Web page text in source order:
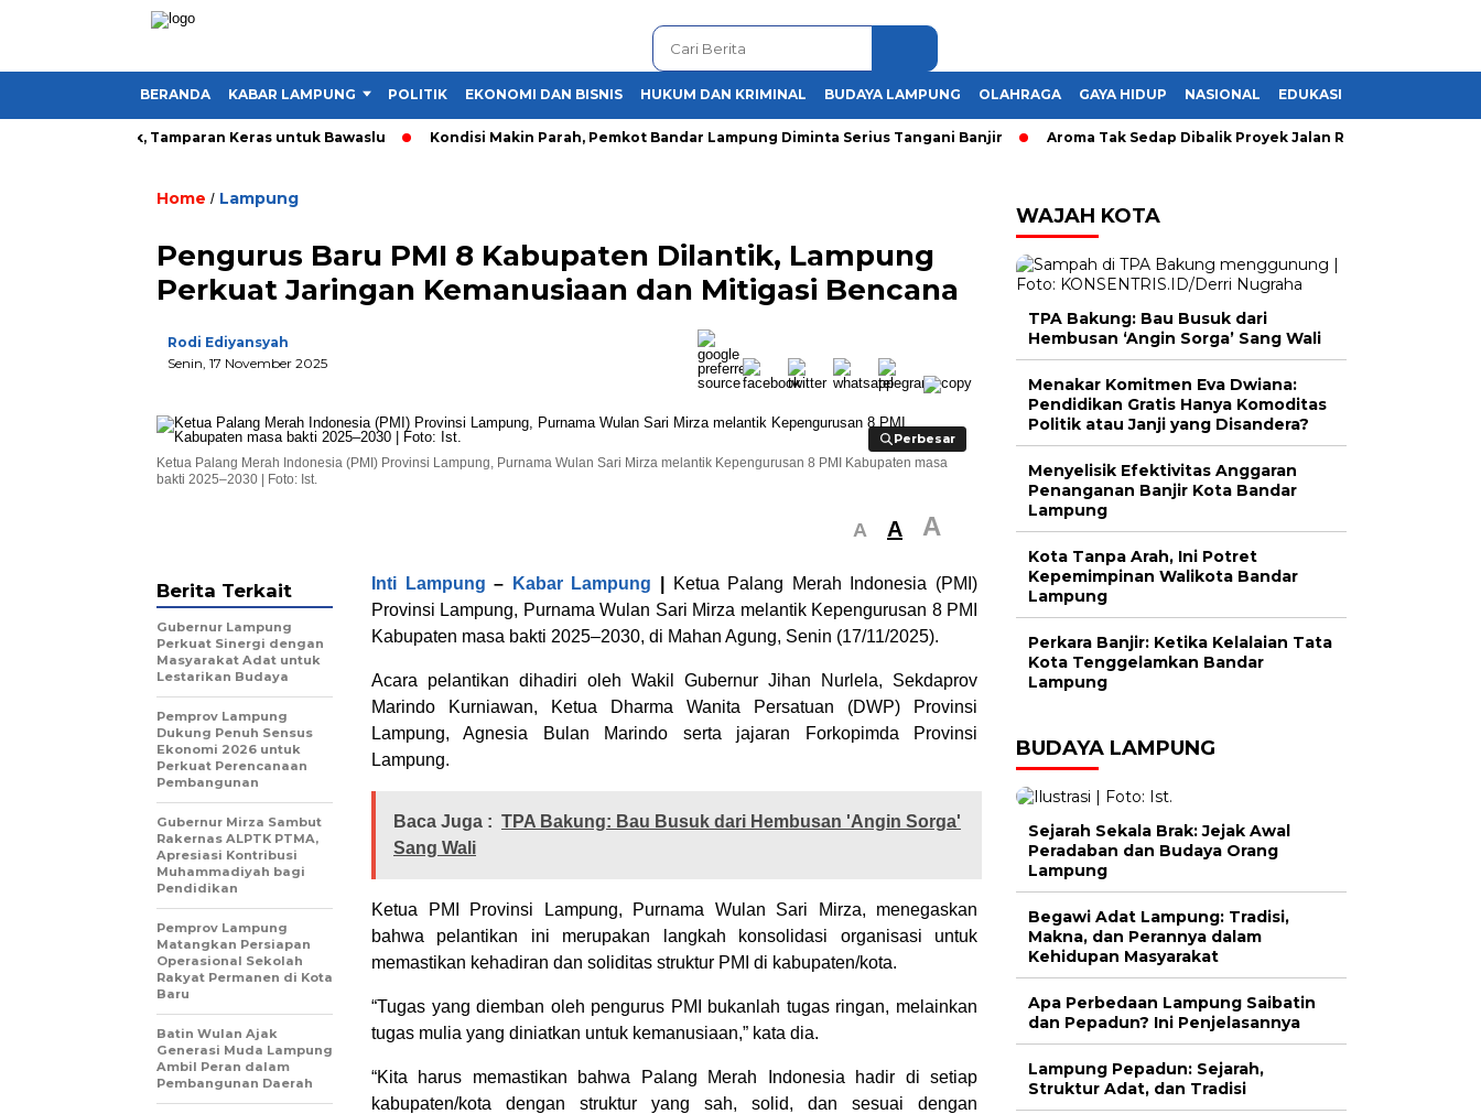
BERANDA KABAR LAMPUNG POLITIK EKONOMI DAN BISNIS HUKUM DAN KRIMINAL BUDAYA LAMPUNG OLAHRAGA GAYA HIDUP NASIONAL EDUKASI
Alat Politik, Tamparan Keras untuk Bawaslu Kondisi Makin Parah, Pemkot Bandar Lampung Diminta Serius Tangani Banjir Aroma Tak Sedap Dibalik Proyek Jalan Rusak di Lampung,
Home / Lampung
Pengurus Baru PMI 8 Kabupaten Dilantik, Lampung
Perkuat Jaringan Kemanusiaan dan Mitigasi Bencana
Rodi Ediyansyah
Senin, 17 November 2025
Perbesar
Perbesar
Ketua Palang Merah Indonesia (PMI) Provinsi Lampung, Purnama Wulan Sari Mirza melantik Kepengurusan 8 PMI Kabupaten masa
bakti 2025–2030 | Foto: Ist.
A A A
Inti Lampung – Kabar Lampung
Ketua Palang Merah Indonesia (PMI)
Provinsi Lampung, Purnama Wulan Sari Mirza melantik Kepengurusan 8 PMI
Kabupaten masa bakti 2025–2030, di Mahan Agung, Senin (17/11/2025).
Acara pelantikan dihadiri oleh Wakil Gubernur Jihan Nurlela, Sekdaprov
Marindo Kurniawan, Ketua Dharma Wanita Persatuan (DWP) Provinsi
Lampung, Agnesia Bulan Marindo serta jajaran Forkopimda Provinsi
Lampung.
Baca Juga : TPA Bakung: Bau Busuk dari Hembusan 'Angin Sorga'
Sang Wali
Ketua PMI Provinsi Lampung, Purnama Wulan Sari Mirza, menegaskan
bahwa pelantikan ini merupakan langkah konsolidasi organisasi untuk
memastikan kehadiran dan soliditas struktur PMI di kabupaten/kota.
“Tugas yang diemban oleh pengurus PMI bukanlah tugas ringan, melainkan
tugas mulia yang diniatkan untuk kemanusiaan,” kata dia.
“Kita harus memastikan bahwa Palang Merah Indonesia hadir di setiap
kabupaten/kota dengan struktur yang sah, solid, dan sesuai dengan
Berita Terkait
Gubernur Lampung
Perkuat Sinergi dengan
Masyarakat Adat untuk
Lestarikan Budaya
Pemprov Lampung
Dukung Penuh Sensus
Ekonomi 2026 untuk
Perkuat Perencanaan
Pembangunan
Gubernur Mirza Sambut
Rakernas ALPTK PTMA,
Apresiasi Kontribusi
Muhammadiyah bagi
Pendidikan
Pemprov Lampung
Matangkan Persiapan
Operasional Sekolah
Rakyat Permanen di Kota
Baru
Batin Wulan Ajak
Generasi Muda Lampung
Ambil Peran dalam
Pembangunan Daerah
WAJAH KOTA
TPA Bakung: Bau Busuk dari
Hembusan ‘Angin Sorga’ Sang Wali
Menakar Komitmen Eva Dwiana:
Pendidikan Gratis Hanya Komoditas
Politik atau Janji yang Disandera?
Menyelisik Efektivitas Anggaran
Penanganan Banjir Kota Bandar
Lampung
Kota Tanpa Arah, Ini Potret
Kepemimpinan Walikota Bandar
Lampung
Perkara Banjir: Ketika Kelalaian Tata
Kota Tenggelamkan Bandar
Lampung
BUDAYA LAMPUNG
Sejarah Sekala Brak: Jejak Awal
Peradaban dan Budaya Orang
Lampung
Begawi Adat Lampung: Tradisi,
Makna, dan Perannya dalam
Kehidupan Masyarakat
Apa Perbedaan Lampung Saibatin
dan Pepadun? Ini Penjelasannya
Lampung Pepadun: Sejarah,
Struktur Adat, dan Tradisi